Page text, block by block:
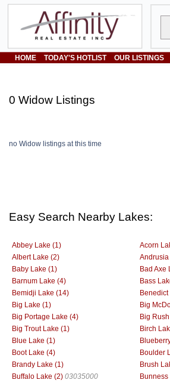
HOME TODAY'S HOTLIST OUR LISTINGS
0 Widow Listings
no Widow listings at this time
Easy Search Nearby Lakes:
Abbey Lake (1) Acorn
Albert Lake (2)
Baby Lake (1)
Bad Axe
Barnum Lake (4)
Bass
Bemidji Lake (14)
Big Lake (1)
Big
Big Portage Lake (4)
Big
Big Trout Lake (1)
Birch
Blue Lake (1)
Boot Lake (4)
Boulder
Brandy Lake (1)
Brush
Buffalo Lake (2) 03035000